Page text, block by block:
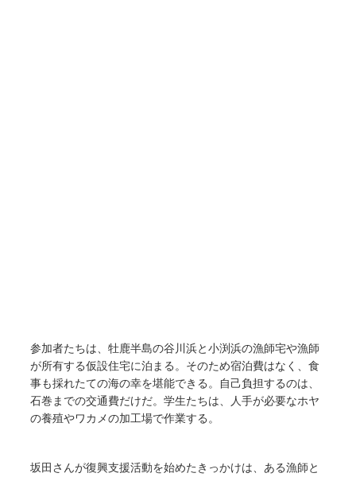
参加者たちは、牡鹿半島の谷川浜と小渕浜の漁師宅や漁師
が所有する仮設住宅に泊まる。そのため宿泊費はなく、食
事も採れたての海の幸を堪能できる。自己負担するのは、
石巻までの交通費だけだ。学生たちは、人手が必要なホヤ
の養殖やワカメの加工場で作業する。
坂田さんが復興支援活動を始めたきっかけは、ある漁師と